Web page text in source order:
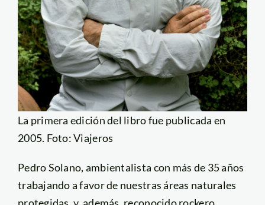
La primera edición del libro fue publicada en
2005. Foto: Viajeros
Pedro Solano, ambientalista con más de 35 años
trabajando a favor de nuestras áreas naturales